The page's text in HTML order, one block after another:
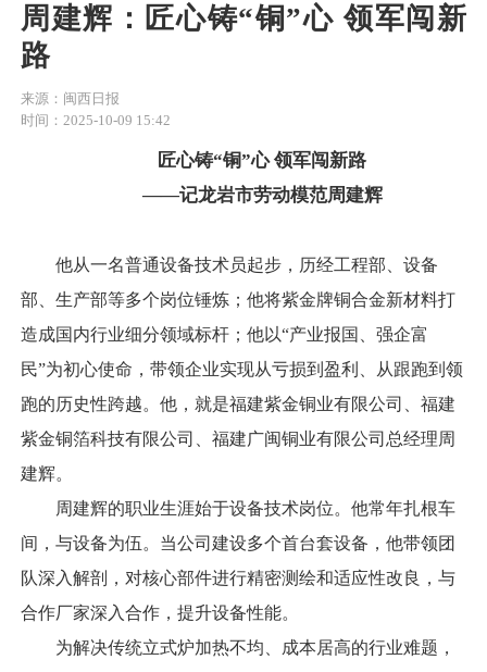
周建辉：匠心铸“铜”心 领军闯新
路
来源：闽西日报
时间：2025-10-09 15:42
匠心铸“铜”心 领军闯新路
——记龙岩市劳动模范周建辉
他从一名普通设备技术员起步，历经工程部、设备
部、生产部等多个岗位锤炼；他将紫金牌铜合金新材料打
造成国内行业细分领域标杆；他以“产业报国、强企富
民”为初心使命，带领企业实现从亏损到盈利、从跟跑到领
跑的历史性跨越。他，就是福建紫金铜业有限公司、福建
紫金铜箔科技有限公司、福建广闽铜业有限公司总经理周
建辉。
周建辉的职业生涯始于设备技术岗位。他常年扎根车
间，与设备为伍。当公司建设多个首台套设备，他带领团
队深入解剖，对核心部件进行精密测绘和适应性改良，与
合作厂家深入合作，提升设备性能。
为解决传统立式炉加热不均、成本居高的行业难题，